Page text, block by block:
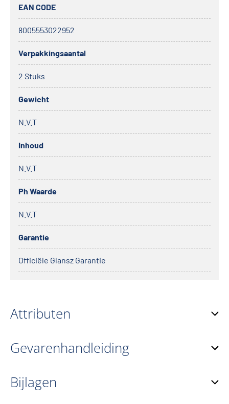
EAN CODE
8005553022952
Verpakkingsaantal
2 Stuks
Gewicht
N.V.T
Inhoud
N.V.T
Ph Waarde
N.V.T
Garantie
Officiële Glansz Garantie
Attributen
Gevarenhandleiding
Bijlagen